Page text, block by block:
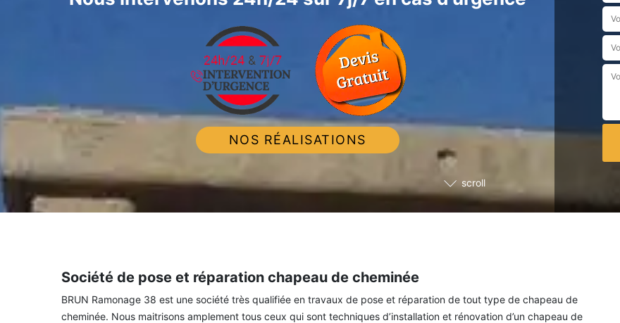
scroll
NOS RÉALISATIONS
Société de pose et réparation chapeau de cheminée
BRUN Ramonage 38 est une société très qualifiée en travaux de pose et réparation de tout type de chapeau de
cheminée. Nous maitrisons amplement tous ceux qui sont techniques d’installation et rénovation d’un chapeau de